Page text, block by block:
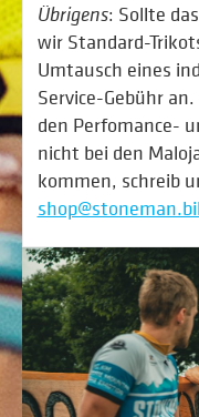
Übrigens: Sollte
wir Standard-
Umtausch eines
Service-Gebühr
den Perfomance-
nicht bei den
kommen, schreib